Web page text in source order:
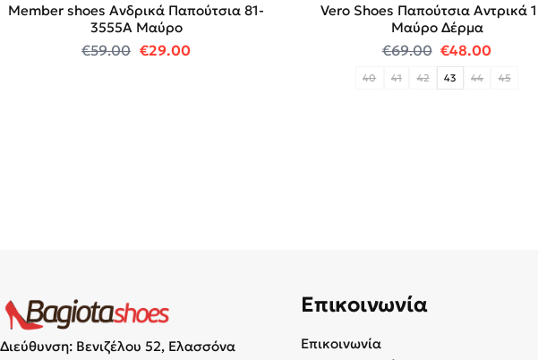
Member shoes Ανδρικά Παπούτσια 81-
3555A Μαύρο
€59.00 Original price was: €59.00.
€29.00Η τρέχουσα τιμή είναι: €29.00.
Vero Shoes Παπούτσια Αντρικά
Μαύρο Δέρμα
€69.00 Original price
€48.00Η
40 41 42 43 44 45
Διεύθυνση: Βενιζέλου 52, Ελασσόνα
Επικοινωνία
Επικοινωνία